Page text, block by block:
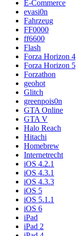
E-Commerce
evasi0n
Fahrzeug
FF0000
ff6600
Flash
Forza Horizon 4
Forza Horizon 5
Forzathon
geohot
Glitch
greenpois0n
GTA Online
GTA V
Halo Reach
Hitachi
Homebrew
Internetrecht
iOS 4.2.1
iOS 4.3.1
iOS 4.3.3
iOS 5
iOS 5.1.1
iOS 6
iPad
iPad 2